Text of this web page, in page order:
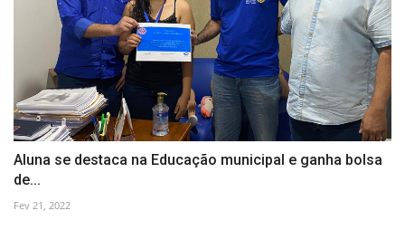
Aluna se destaca na Educação municipal e ganha bolsa
de...
Fev 21, 2022